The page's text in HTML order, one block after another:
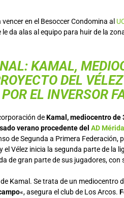
en el Besoccer Condomina al
da alas al equipo para huir de la
KAMAL,
DEL
EL INVERSOR
deKamal, mediocentro de
verano procedente del AD Mérida
de Segunda a Primera Federación,
Vélez inicia la segunda parte de la
de gran parte de sus jugadores, con
Kamal. Se trata de un mediocentro
«, asegura el club de Los Arcos.